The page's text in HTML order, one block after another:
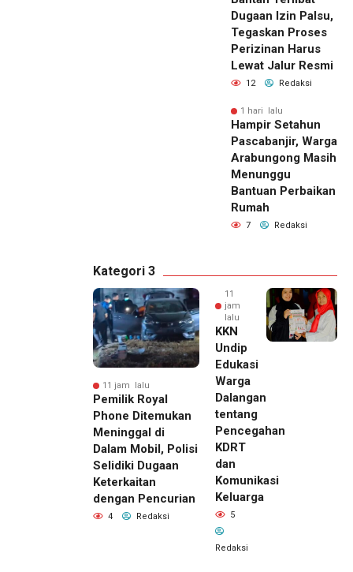
Dugaan Izin Palsu,
Tegaskan Proses
Perizinan Harus
Lewat Jalur Resmi
12 Redaksi
1 hari lalu
Hampir Setahun
Pascabanjir, Warga
Arabungong Masih
Menunggu
Bantuan Perbaikan
Rumah
7 Redaksi
Kategori 3
11 jam lalu
Pemilik Royal
Phone Ditemukan
Meninggal di
Dalam Mobil, Polisi
Selidiki Dugaan
Keterkaitan
dengan Pencurian
4 Redaksi
11
jam
lalu
KKN
Undip
Edukasi
Warga
Dalangan
tentang
Pencegahan
KDRT
dan
Komunikasi
Keluarga
5
Redaksi